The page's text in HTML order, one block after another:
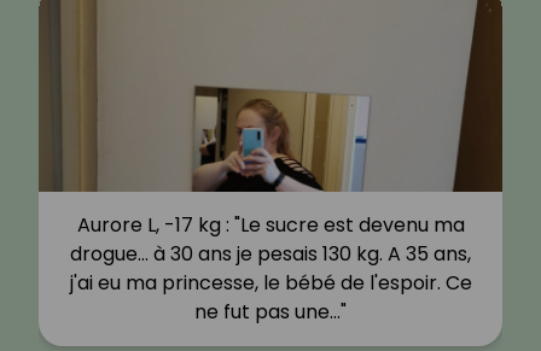
Aurore L, -17 kg : "Le sucre est devenu ma
drogue… à 30 ans je pesais 130 kg. A 35 ans,
j'ai eu ma princesse, le bébé de l'espoir. Ce
ne fut pas une…"